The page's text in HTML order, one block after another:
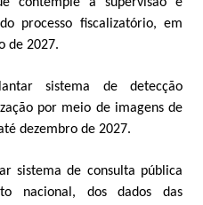
processo fiscalizatório, em
de 2027.
sistema de detecção
por meio de imagens de
dezembro de 2027.
sistema de consulta pública
nacional, dos dados das